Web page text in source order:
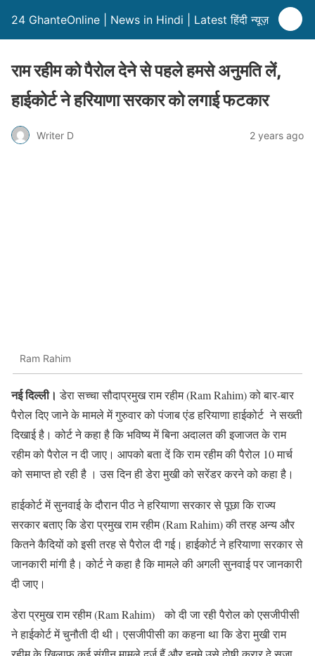
24 GhanteOnline | News in Hindi | Latest हिंदी न्यूज़
राम रहीम को पैरोल देने से पहले हमसे अनुमति लें,
हाईकोर्ट ने हरियाणा सरकार को लगाई फटकार
Writer D 2 years ago
Ram Rahim
नई दिल्ली। डेरा सच्‍चा सौदाप्रमुख राम रहीम (Ram Rahim) को बार-बार
पैरोल द‍िए जाने के मामले में गुरुवार को पंजाब एंड हरियाणा हाईकोर्ट ने सख्ती
द‍िखाई है। कोर्ट ने कहा है क‍ि भव‍िष्‍य में बिना अदालत की इजाजत के राम
रहीम को पैरोल न दी जाए। आपको बता दें क‍ि राम रहीम की पैरोल 10 मार्च
को समाप्‍त हो रही है । उस द‍िन ही डेरा मुखी को सरेंडर करने को कहा है।
हाईकोर्ट में सुनवाई के दौरान पीठ ने हरियाणा सरकार से पूछा क‍ि राज्‍य
सरकार बताए क‍ि डेरा प्रमुख राम रहीम (Ram Rahim) की तरह अन्य और
कितने कैदियों को इसी तरह से पैरोल दी गई। हाईकोर्ट ने हरियाणा सरकार से
जानकारी मांगी है। कोर्ट ने कहा है क‍ि मामले की अगली सुनवाई पर जानकारी
दी जाए।
डेरा प्रमुख राम रहीम (Ram Rahim) को दी जा रही पैरोल को एसजीपीसी
ने हाईकोर्ट में चुनौती दी थी। एसजीपीसी का कहना था क‍ि डेरा मुखी राम